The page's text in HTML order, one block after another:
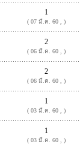
1
( 07 มี.ค. 60 , )
2
( 06 มี.ค. 60 , )
2
( 06 มี.ค. 60 , )
1
( 03 มี.ค. 60 , )
1
( 03 มี.ค. 60 , )